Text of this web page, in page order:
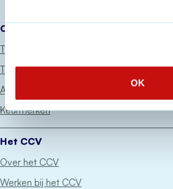
OK
Onze diensten
Thema’s
Trainingen
Advies
Keurmerken
Het CCV
Over het CCV
Werken bij het CCV